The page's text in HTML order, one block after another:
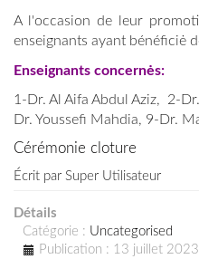
A l'occasion de leur
enseignants ayant bénéficiė
Enseignants concernės:
1-Dr. Al Aifa Abdul Aziz, 2-
Dr. Youssefi Mahdia, 9-Dr.
Cérémonie cloture
Écrit par Super Utilisateur
Détails
Catégorie : Uncategorised
Publication : 13 juillet 2023